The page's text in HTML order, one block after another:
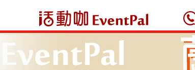
活動咖 Eventpal